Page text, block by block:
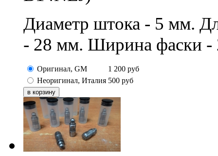
Диаметр штока - 5 мм.
- 28 мм. Ширина фаски -
Оригинал, GM 1 200 руб
Неоригинал, Италия 500 руб